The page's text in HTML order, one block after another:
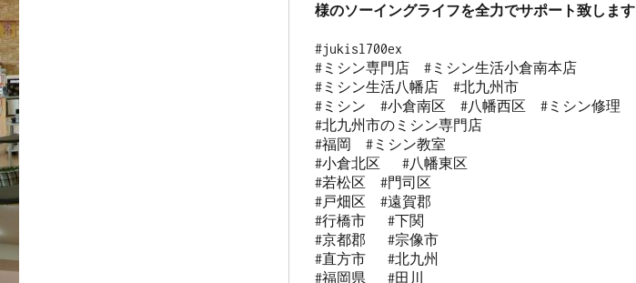
様のソーイングライフを全力でサポート致します
#jukisl700ex
#ミシン専門店  #ミシン生活小倉南本店
#ミシン生活八幡店  #北九州市
#ミシン  #小倉南区  #八幡西区  #ミシン修理
#北九州市のミシン専門店
#福岡  #ミシン教室
#小倉北区   #八幡東区
#若松区  #門司区
#戸畑区  #遠賀郡
#行橋市   #下関
#京都郡   #宗像市
#直方市   #北九州
#福岡県   #田川